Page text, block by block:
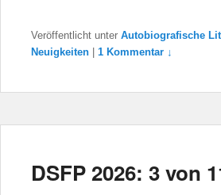
Veröffentlicht unter Autobiografische
Neuigkeiten
1 Kommentar ↓
DSFP 2026: 3 von